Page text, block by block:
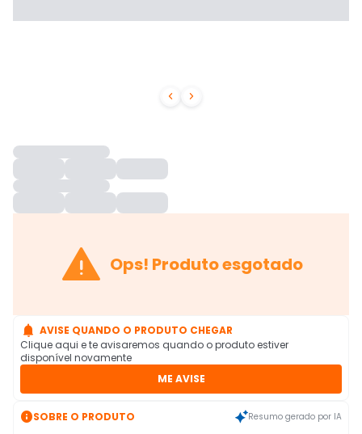
 
 Ops! Produto esgotado
 AVISE QUANDO O PRODUTO CHEGAR
Clique aqui e te avisaremos quando o produto estiver
disponível novamente
ME AVISE
SOBRE O PRODUTO Resumo gerado por IA